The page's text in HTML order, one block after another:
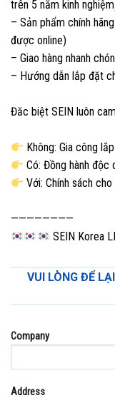
trên 5 năm kinh
– Sản phẩm chính
được online)
– Giao hàng nhanh
– Hướng dẫn lắp đặt
Đăc biệt SEIN luôn
Không: Gia công
Có: Đồng hành độc
Với: Chính sách
————————
SEIN Korea
VUI LÒNG ĐỂ
Company
Address